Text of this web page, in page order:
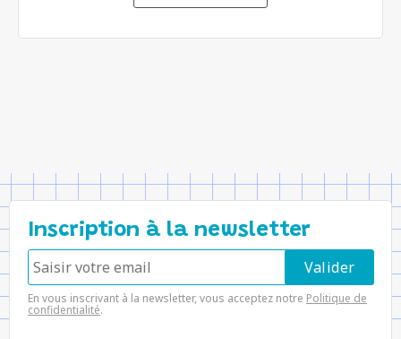
Inscription à la newsletter
En vous inscrivant à la newsletter, vous acceptez notre Politique de
confidentialité.